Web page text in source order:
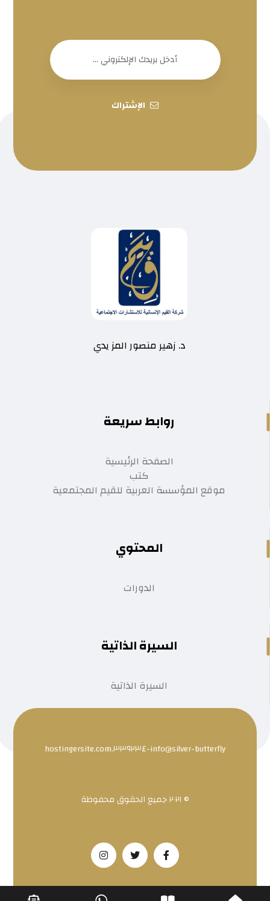
الإشتراك
د. زهير منصور المز يدي
روابط سريعة
الصفحة الرئيسية
كتب
موقع المؤسسة العربية للقيم المجتمعية
المحتوي
الدورات
السيرة الذاتية
السيرة الذاتية
info@silver-butterfly-٣٣٩٢٣٤.hostingersite.com
© ٢٠٢١ جميع الحقوق محفوظة